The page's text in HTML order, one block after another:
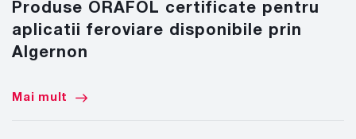
Produse ORAFOL certificate pentru
aplicatii feroviare disponibile prin
Algernon
Mai mult